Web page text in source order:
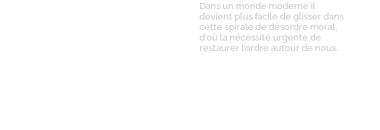
Dans un monde moderne il
devient plus facile de glisser dans
cette spirale de désordre moral,
d’où la nécessité urgente de
restaurer l’ordre autour de nous.